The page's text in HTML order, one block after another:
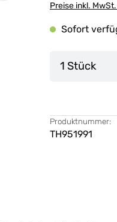
Preise inkl.
Sofort
Produkt
Produktnummer:
TH951991